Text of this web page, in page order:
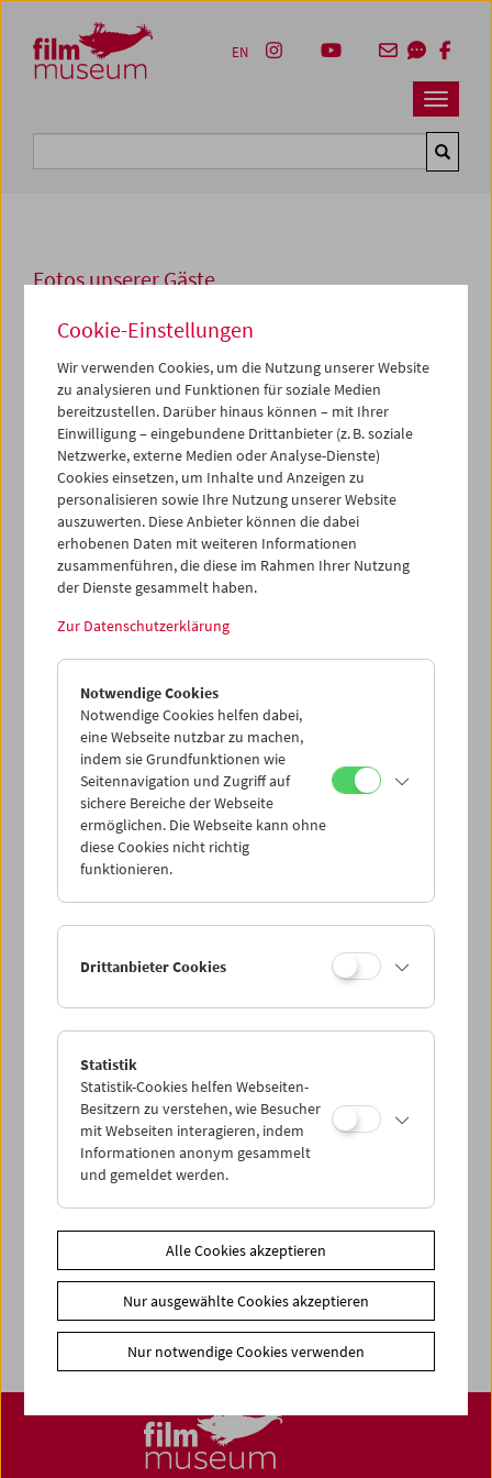
Zum Inhalt
Zum Hauptmenü
Zur Servicenavigation
Zum Suche
Navbar
EN
Fotos unserer Gäste
Ralf Schenk über "H&S"
Das Filmmuseum zeigt ab 30. Jänner eine Auswahl der
Arbeiten von Walter Heynowski und Gerhard
Scheumann,die zu den bekanntesten wie umstrittensten
Dokumentaristen der DDR gehören.Ralf Schenk
Filmhistoriker und Vorstand der DEFA-Stiftung, hielt
Einführungen zum Leben und Werk der beiden
Filmemacher.
ProgrammJänner 2013 - Heynowski & Scheumann
Share on
News
Newsletter
Fotos unserer Gäste
Trailer
Cookie-Einstellungen
Wir verwenden Cookies, um die Nutzung unserer Website
zu analysieren und Funktionen für soziale Medien
bereitzustellen. Darüber hinaus können – mit Ihrer
Einwilligung – eingebundene Drittanbieter (z. B. soziale
Netzwerke, externe Medien oder Analyse-Dienste)
Cookies einsetzen, um Inhalte und Anzeigen zu
personalisieren sowie Ihre Nutzung unserer Website
auszuwerten. Diese Anbieter können die dabei
erhobenen Daten mit weiteren Informationen
zusammenführen, die diese im Rahmen Ihrer Nutzung
der Dienste gesammelt haben.
Zur Datenschutzerklärung
Notwendige Cookies
Notwendige Cookies helfen dabei,
eine Webseite nutzbar zu machen,
indem sie Grundfunktionen wie
Seitennavigation und Zugriff auf
sichere Bereiche der Webseite
ermöglichen. Die Webseite kann ohne
diese Cookies nicht richtig
funktionieren.
Drittanbieter Cookies
Statistik
Statistik-Cookies helfen Webseiten-
Besitzern zu verstehen, wie Besucher
mit Webseiten interagieren, indem
Informationen anonym gesammelt
und gemeldet werden.
Alle Cookies akzeptieren
Nur ausgewählte Cookies akzeptieren
Nur notwendige Cookies verwenden